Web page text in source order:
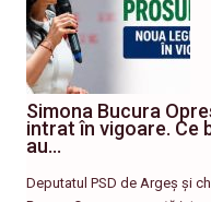
Simona Bucura
intrat în vigoare. Ce
au…
Deputatul PSD de Argeș și